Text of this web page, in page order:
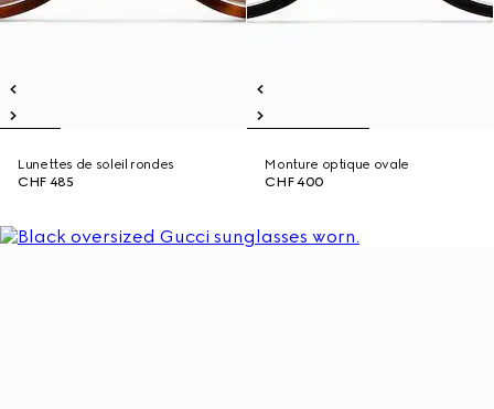
Lunettes de soleil rondes
CHF 485
Monture optique ovale
CHF 400